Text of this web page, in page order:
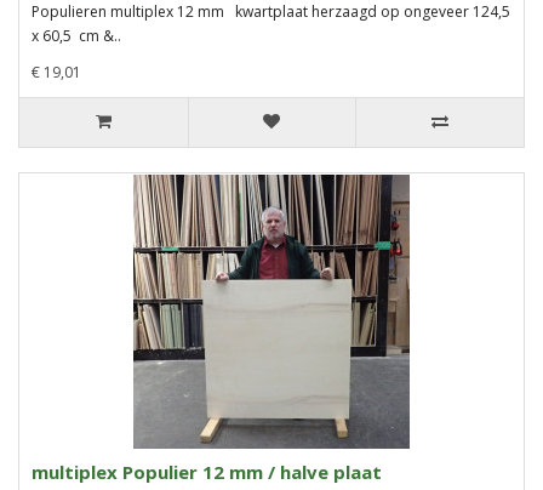
Populieren multiplex 12 mm kwartplaat herzaagd op ongeveer 124,5
x 60,5 cm &..
€ 19,01
multiplex Populier 12 mm / halve plaat